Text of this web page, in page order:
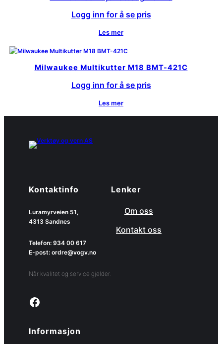
Logg inn for å se pris
Les mer
Milwaukee Multikutter M18 BMT-421C
Logg inn for å se pris
Les mer
Kontaktinfo
Luramyrveien 51,
4313 Sandnes
Telefon: 934 00 617
E-post: ordre@vogv.no
Når kvalitet og service gjelder.
Link to facebook page
Lenker
Om oss
Kontakt oss
Informasjon